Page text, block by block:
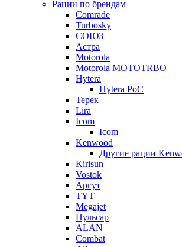
Рации по брендам
Comrade
Turbosky
СОЮЗ
Астра
Motorola
Motorola MOTOTRBO
Hytera
Hytera PoC
Терек
Lira
Icom
Icom
Kenwood
Другие рации
Kirisun
Vostok
Аргут
TYT
Megajet
Пульсар
ALAN
Combat